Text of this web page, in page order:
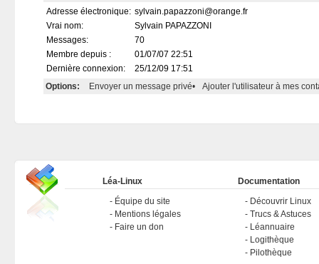
Adresse électronique: sylvain.papazzoni@orange.fr
Vrai nom:
Sylvain PAPAZZONI
Messages:
70
Membre depuis :
01/07/07 22:51
Dernière connexion:
25/12/09 17:51
Options:
Envoyer un message privé• Ajouter l'utilisateur à mes
Léa-Linux
Équipe du site
Mentions légales
Faire un don
Documentation
Découvrir Linux
Trucs & Astuces
Léannuaire
Logithèque
Pilothèque